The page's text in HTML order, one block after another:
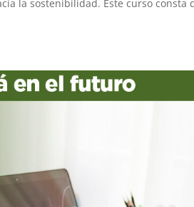
la sostenibilidad. Este curso consta